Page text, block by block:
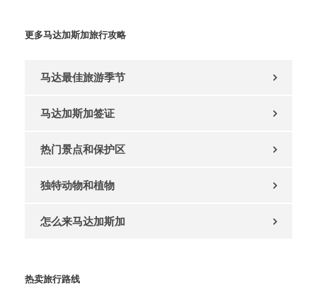
更多马达加斯加旅行攻略
马达最佳旅游季节
马达加斯加签证
热门景点和保护区
独特动物和植物
怎么来马达加斯加
热卖旅行路线